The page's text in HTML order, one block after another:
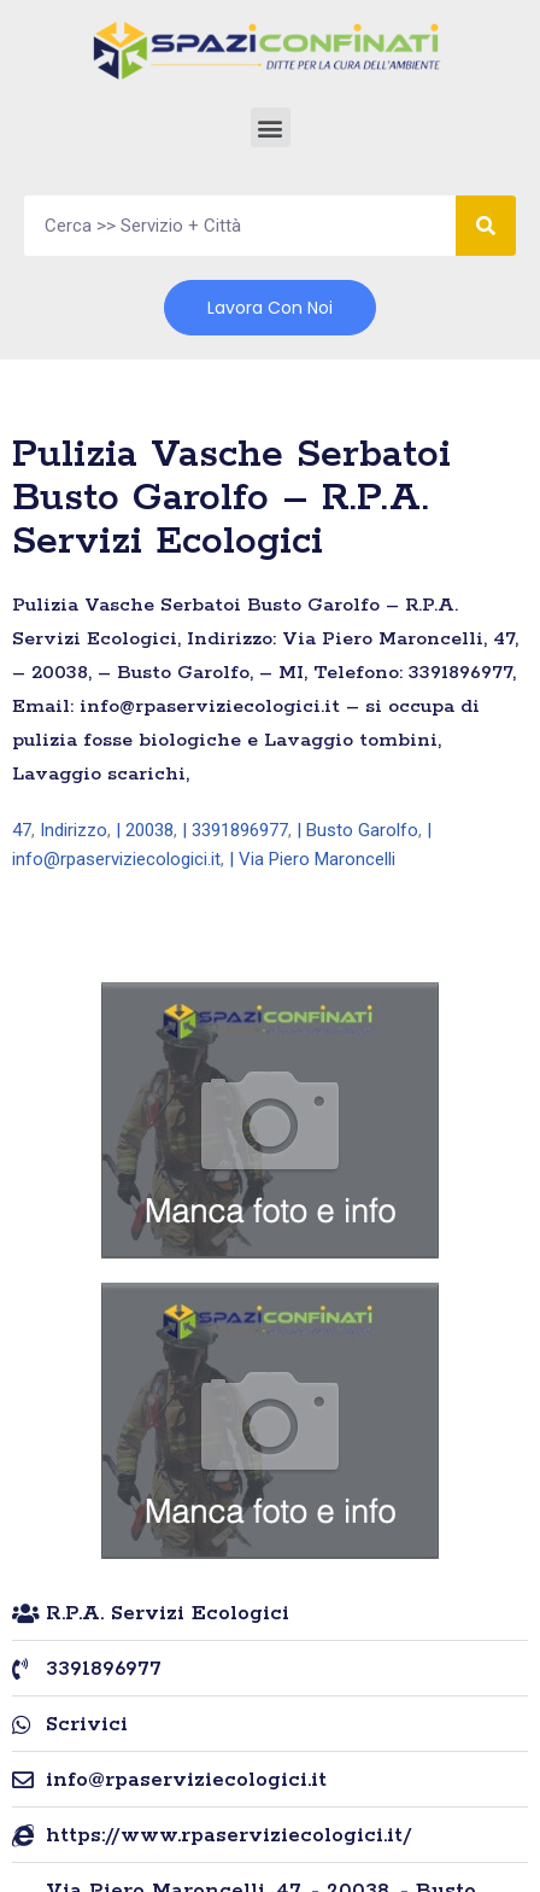
Lavora Con Noi
Pulizia Vasche Serbatoi
Busto Garolfo – R.P.A.
Servizi Ecologici
Pulizia Vasche Serbatoi Busto Garolfo – R.P.A.
Servizi Ecologici, Indirizzo: Via Piero Maroncelli, 47,
– 20038, – Busto Garolfo, – MI, Telefono: 3391896977,
Email: info@rpaserviziecologici.it – si occupa di
pulizia fosse biologiche e Lavaggio tombini,
Lavaggio scarichi,
47, Indirizzo, | 20038, | 3391896977, | Busto Garolfo,
info@rpaserviziecologici.it, | Via Piero Maroncelli
R.P.A. Servizi Ecologici
3391896977
Scrivici
info@rpaserviziecologici.it
https://www.rpaserviziecologici.it/